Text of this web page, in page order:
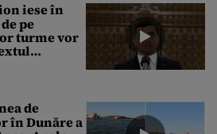
iese în
pe
turme vor
de
în Dunăre a